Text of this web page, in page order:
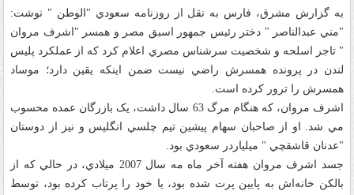
به گزارش مشرق، فارس به نقل از روزنامه سعودي "الوطن " نوشت:
"مني عبدالناصر " دختر رئيس جمهور اسبق مصر و همسر "اشرف مروان
" تاجر اسلحه و شخصيت سرشناس مصري اعلام کرد که از عملکرد پليس
لندن در پرونده همسرش راضي نيست ضمن اينکه يقين دارد؛ موساد
همسرش را ترور کرده است.
اشرف مروان، که هنگام مرگ 63 سال داشت، يک بازرگان عمده محسوب
مي شد. او از صاحبان سهام پيشين تيم چلسي انگليس و نيز از دوستان
"عدنان قاشقچي " ميلياردر سعودي بود.
جسد اشرف مروان هفته آخر ماه مه سال 2007 ميلادي، در حالي که از
بالکن خانه‌اش به پايين پرت شده بود، يا خود را پرتاب کرده بود، توسط